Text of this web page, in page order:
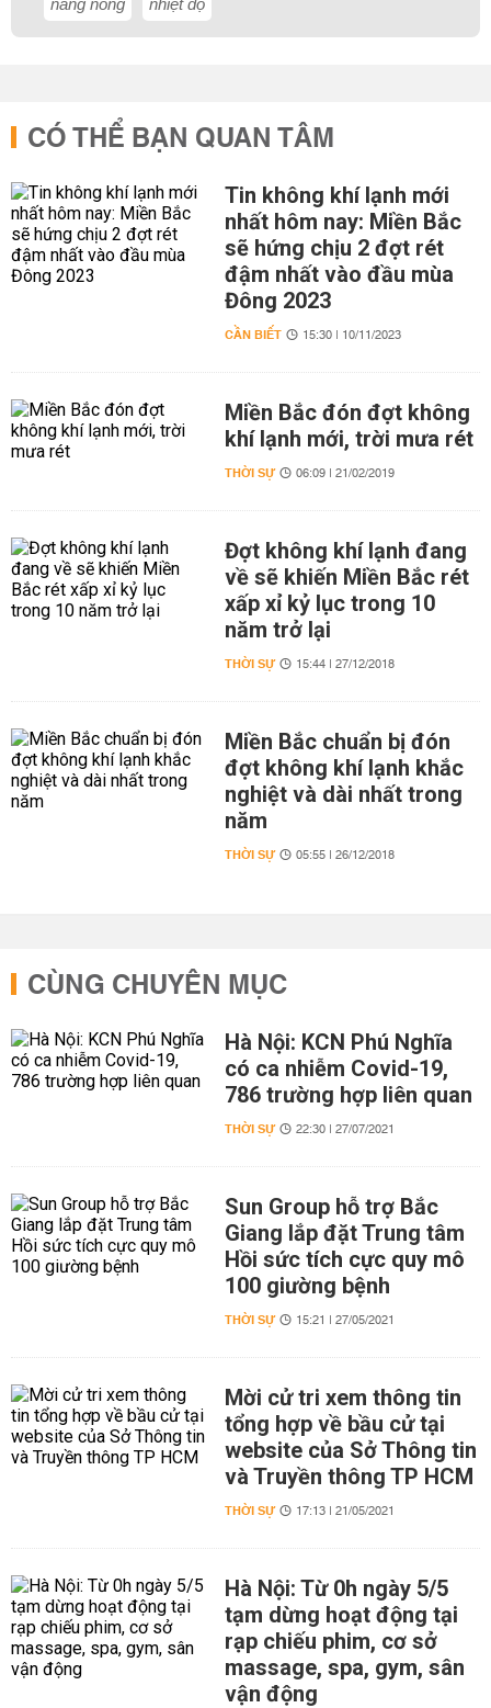
nắng nóng nhiệt độ
CÓ THỂ BẠN QUAN TÂM
Tin không khí lạnh mới
nhất hôm nay: Miền Bắc
sẽ hứng chịu 2 đợt rét
đậm nhất vào đầu mùa
Đông 2023
CẦN BIẾT 15:30 | 10/11/2023
Miền Bắc đón đợt không
khí lạnh mới, trời mưa rét
THỜI SỰ 06:09 | 21/02/2019
Đợt không khí lạnh đang
về sẽ khiến Miền Bắc rét
xấp xỉ kỷ lục trong 10
năm trở lại
THỜI SỰ 15:44 | 27/12/2018
Miền Bắc chuẩn bị đón
đợt không khí lạnh khắc
nghiệt và dài nhất trong
năm
THỜI SỰ 05:55 | 26/12/2018
CÙNG CHUYÊN MỤC
Hà Nội: KCN Phú Nghĩa
có ca nhiễm Covid-19,
786 trường hợp liên quan
THỜI SỰ 22:30 | 27/07/2021
Sun Group hỗ trợ Bắc
Giang lắp đặt Trung tâm
Hồi sức tích cực quy mô
100 giường bệnh
THỜI SỰ 15:21 | 27/05/2021
Mời cử tri xem thông tin
tổng hợp về bầu cử tại
website của Sở Thông tin
và Truyền thông TP HCM
THỜI SỰ 17:13 | 21/05/2021
Hà Nội: Từ 0h ngày 5/5
tạm dừng hoạt động tại
rạp chiếu phim, cơ sở
massage, spa, gym, sân
vận động